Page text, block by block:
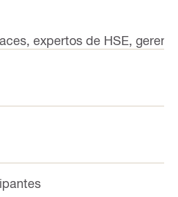
expertos de HSE,